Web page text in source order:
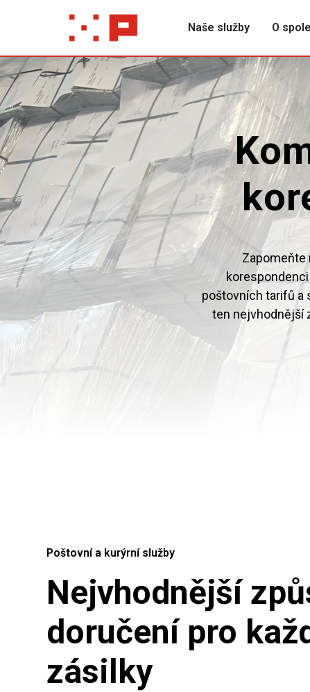
Naše služby O
Zapomeňte
poštovních tarifů a
ten nejvhodnější
Poštovní a kurýrní služby
Nejvhodnější
doručení pro
zásilky